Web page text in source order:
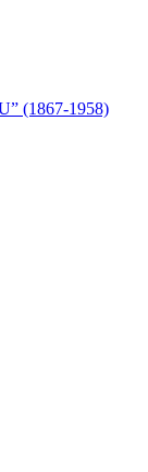
(1867-1958)